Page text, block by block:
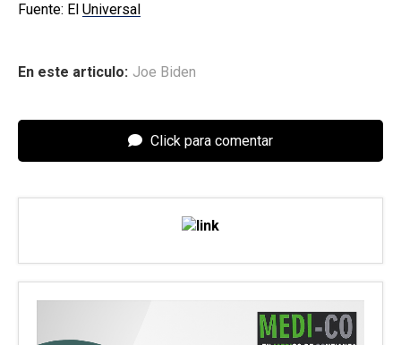
Fuente: El Universal
En este articulo: Joe Biden
Click para comentar